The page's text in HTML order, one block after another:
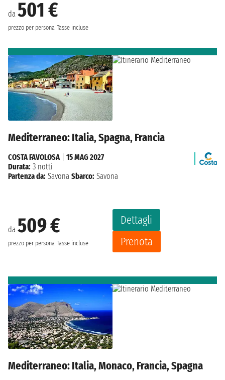
da 501 €
prezzo per persona Tasse incluse
Mediterraneo: Italia, Spagna, Francia
da 509 €
prezzo per persona Tasse incluse
Dettagli
Prenota
COSTA FAVOLOSA
15 MAG 2027
Durata: 3 notti
Partenza da: Savona Sbarco: Savona
Mediterraneo: Italia, Monaco, Francia, Spagna